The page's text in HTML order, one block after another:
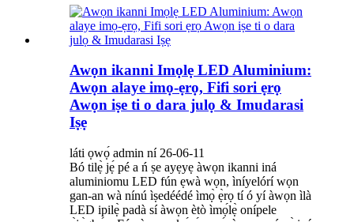
Awọn ikanni Imọlẹ LED Aluminium:
Awọn alaye imọ-ẹrọ, Fifi sori ẹrọ
Awọn iṣe ti o dara julọ & Imudarasi
Iṣẹ
láti ọwọ́ admin ní 26-06-11
Bó tilẹ̀ jẹ́ pé a ń ṣe ayẹyẹ àwọn ikanni iná
aluminiomu LED fún ẹwà wọn, ìníyelórí wọn
gan-an wà nínú ìṣedéédé ìmọ̀ ẹ̀rọ tí ó yí àwọn ìlà
LED ipilẹ̀ padà sí àwọn ètò ìmọ́lẹ̀ onípele